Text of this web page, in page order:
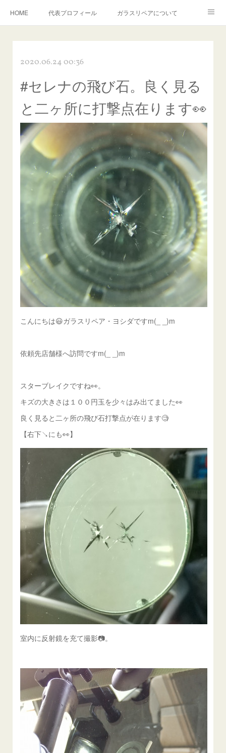
HOME 代表プロフィール ガラスリペアについて
飛び石施工料金について ガラスキズ取り/研磨・磨き・鱗取り
当店へのアクセス 建築ガラスキズ取り・研磨・磨き
【プロ使用】フッ素系ガラストリートメント『アクアペル』
当店の良心的価格の理由について
欧州車モールの白サビやシミを落とす！
instagram記事 ガラスリペア施工価格
飛び石ひび割れでヒビ先が伸びた場合は？
2020.06.24 00:36
#セレナの飛び石。良く見る
と二ヶ所に打撃点在ります👀
こんにちは😃ガラスリペア・ヨシダですm(_ _)m
依頼先店舗様へ訪問ですm(_ _)m
スターブレイクですね👀。
キズの大きさは１００円玉を少々はみ出てました👀
良く見ると二ヶ所の飛び石打撃点が在ります🧐
【右下↘️にも👀】
室内に反射鏡を充て撮影📷️。